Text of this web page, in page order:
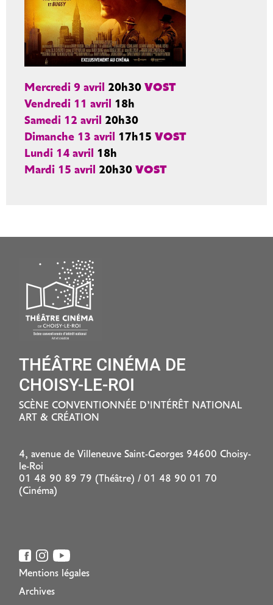
Mercredi 9 avril 20h30 VOST
Vendredi 11 avril
18h
Samedi 12 avril
20h30
Dimanche 13 avril
17h15 VOST
Lundi 14 avril
18h
Mardi 15 avril
20h30 VOST
THÉÂTRE CINÉMA DE
CHOISY-LE-ROI
SCÈNE CONVENTIONNÉE D’INTÉRÊT NATIONAL
ART & CRÉATION
4, avenue de Villeneuve Saint-Georges 94600 Choisy-
le-Roi
01 48 90 89 79 (Théâtre) / 01 48 90 01 70
(Cinéma)
Mentions légales
Archives